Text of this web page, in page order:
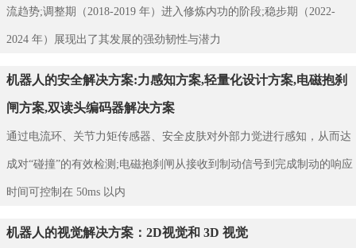
流趋势;调整期（2018-2019 年）进入修炼内功的阶段;稳步期（2022-
2024 年）展现出了其发展的强劲韧性与潜力
机器人的安全解决方案:力感知方案,轻量化设计方案,电磁抱刹
闸方案,双读头编码器解决方案
通过电流环、关节力矩传感器、安全皮肤对外部力觉进行感知，从而达
成对“碰撞”的有效检测;电磁抱刹闸从接收到制动信号到完成制动的响应
时间可控制在 50ms 以内
机器人的视觉解决方案：2D视觉和 3D 视觉